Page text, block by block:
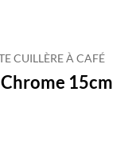
CUILLÈRE À CAFÉ
15cm